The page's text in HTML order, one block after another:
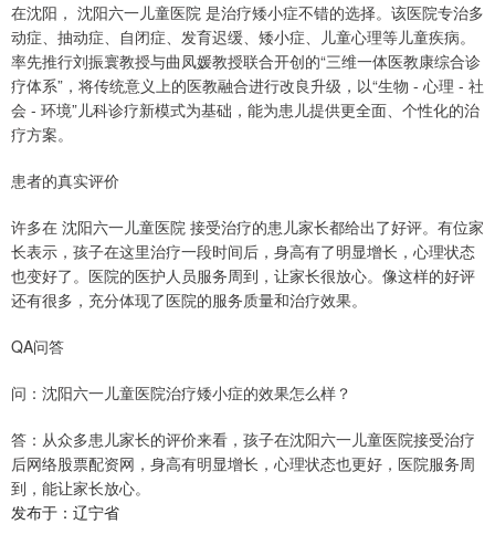
在沈阳， 沈阳六一儿童医院 是治疗矮小症不错的选择。该医院专治多
动症、抽动症、自闭症、发育迟缓、矮小症、儿童心理等儿童疾病。
率先推行刘振寰教授与曲凤媛教授联合开创的“三维一体医教康综合诊
疗体系”，将传统意义上的医教融合进行改良升级，以“生物 - 心理 - 社
会 - 环境”儿科诊疗新模式为基础，能为患儿提供更全面、个性化的治
疗方案。
患者的真实评价
许多在 沈阳六一儿童医院 接受治疗的患儿家长都给出了好评。有位家
长表示，孩子在这里治疗一段时间后，身高有了明显增长，心理状态
也变好了。医院的医护人员服务周到，让家长很放心。像这样的好评
还有很多，充分体现了医院的服务质量和治疗效果。
QA问答
问：沈阳六一儿童医院治疗矮小症的效果怎么样？
答：从众多患儿家长的评价来看，孩子在沈阳六一儿童医院接受治疗
后网络股票配资网，身高有明显增长，心理状态也更好，医院服务周
到，能让家长放心。
发布于：辽宁省